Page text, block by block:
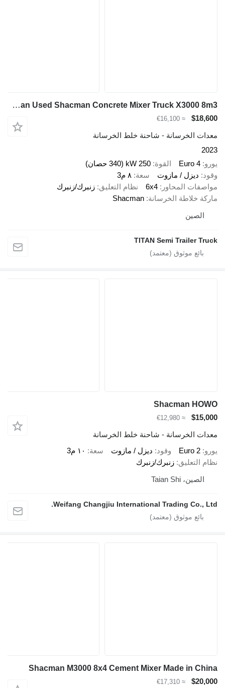
Shacman Used Shacman Concrete Mixer Truck X3000 8m3
$18,600
≈ €16,100
معدات الخرسانة - شاحنة خلط الخرسانة
2023
يورو Euro 4 القوة 250 kW (340 حصان)
وقود ديزل / مازوت سعة ٨ م3
مواصفات المحاور
6x4 نظام التعليق زنبرك/زنبرك
ماركة خلاطة الخرسانة Shacman
الصين
TITAN Semi Trailer Truck
Shacman HOWO
$15,000
≈ €12,980
معدات الخرسانة - شاحنة خلط الخرسانة
يورو Euro 2 وقود ديزل / مازوت سعة
١٠ م3
نظام التعليق زنبرك/زنبرك
الصين، Taian Shi
Weifang Changjiu International Trading Co., Ltd.
Shacman M3000 8x4 Cement Mixer Made in China
$20,000
≈ €17,310